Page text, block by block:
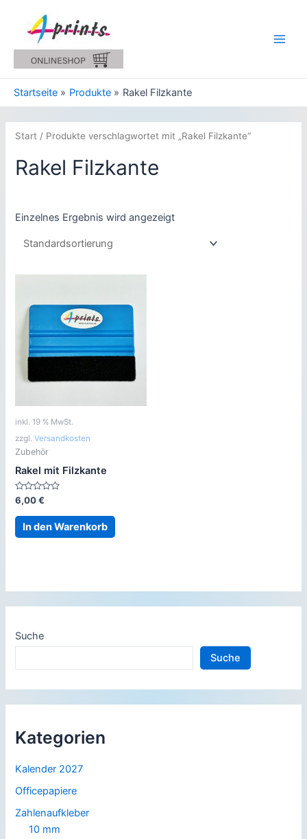
springen
Startseite Produkte Rakel Filzkante
Start / Produkte verschlagwortet mit „Rakel Filzkante“
Rakel Filzkante
Einzelnes Ergebnis wird angezeigt
inkl. 19 % MwSt.
zzgl.Versandkosten
Zubehör
Rakel mit Filzkante
Bewertet
mit
0
von
6,00€
In den Warenkorb
Suche
Suche
Kategorien
Kalender 2027
Officepapiere
Zahlenaufkleber
10 mm